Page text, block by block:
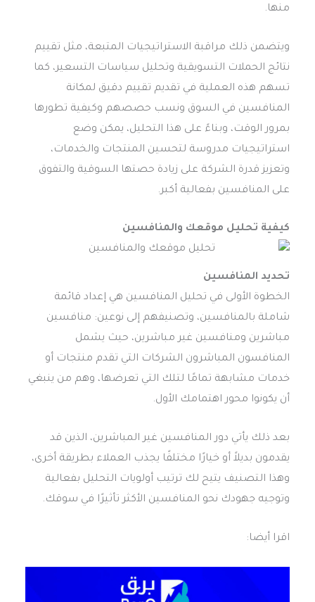
منها.
ويتضمن ذلك مراقبة الاستراتيجيات المتبعة، مثل تقييم
نتائج الحملات التسويقية وتحليل سياسات التسعير، كما
تسهم هذه العملية في تقديم تقييم دقيق لمكانة
المنافسين في السوق ونسب حصصهم وكيفية تطورها
بمرور الوقت، وبناءً على هذا التحليل، يمكن وضع
استراتيجيات مدروسة لتحسين المنتجات والخدمات،
وتعزيز قدرة الشركة على زيادة حصتها السوقية والتفوق
على المنافسين بفعالية أكبر.
كيفية تحليل موقعك والمنافسين
تحديد المنافسين
الخطوة الأولى في تحليل المنافسين هي إعداد قائمة
شاملة بالمنافسين، وتصنيفهم إلى نوعين: منافسين
مباشرين ومنافسين غير مباشرين، حيث يشمل
المنافسون المباشرون الشركات التي تقدم منتجات أو
خدمات مشابهة تمامًا لتلك التي تعرضها، وهم من ينبغي
أن يكونوا محور اهتمامك الأول.
بعد ذلك يأتي دور المنافسين غير المباشرين، الذين قد
يقدمون بديلاً أو خيارًا مختلفًا يجذب العملاء بطريقة أخرى،
وهذا التصنيف يتيح لك ترتيب أولويات التحليل بفعالية
وتوجيه جهودك نحو المنافسين الأكثر تأثيرًا في سوقك.
اقرا أيضا: